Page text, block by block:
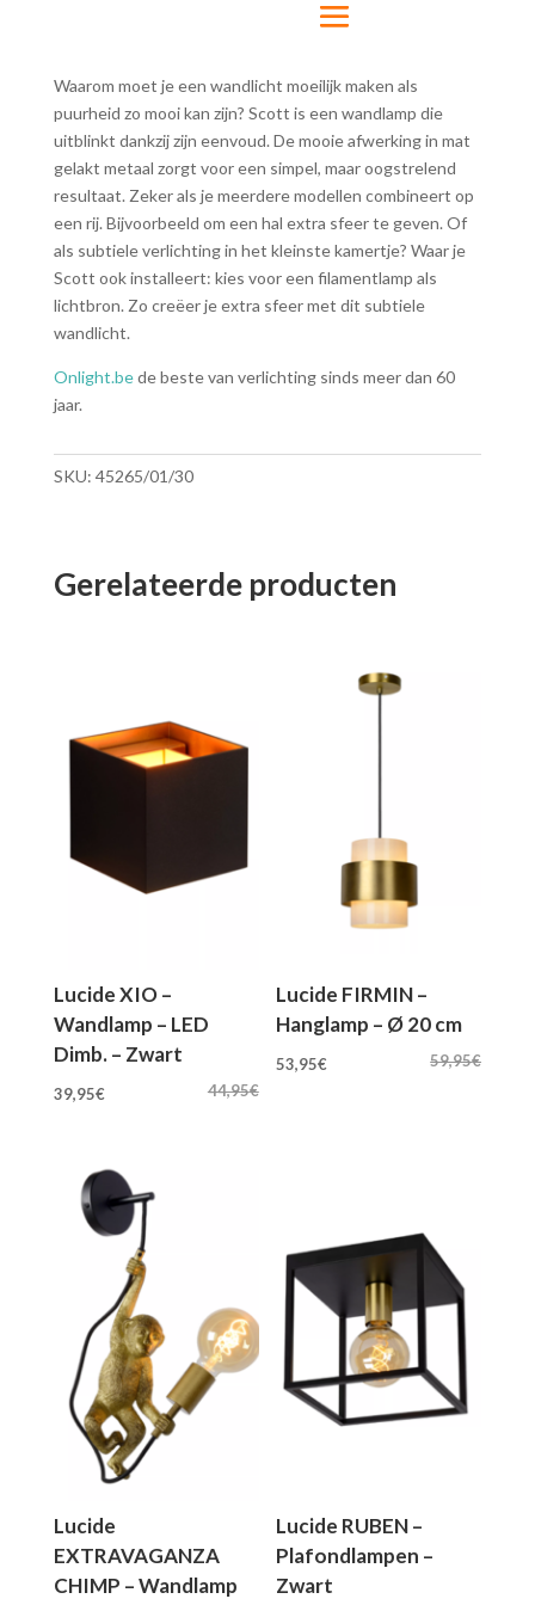
Waarom moet je een wandlicht moeilijk maken als
puurheid zo mooi kan zijn? Scott is een wandlamp die
uitblinkt dankzij zijn eenvoud. De mooie afwerking in mat
gelakt metaal zorgt voor een simpel, maar oogstrelend
resultaat. Zeker als je meerdere modellen combineert op
een rij. Bijvoorbeeld om een hal extra sfeer te geven. Of
als subtiele verlichting in het kleinste kamertje? Waar je
Scott ook installeert: kies voor een filamentlamp als
lichtbron. Zo creëer je extra sfeer met dit subtiele
wandlicht.
Onlight.bede beste van verlichting sinds meer dan 60
jaar.
SKU: 45265/01/30
Gerelateerde producten
Lucide XIO –
Wandlamp – LED
Dimb. – Zwart
44,95€
Oorspronkelijke
44,95€.
39,95€Huidige
39,95€.
Lucide FIRMIN –
Hanglamp – Ø 20 cm
59,95€
Oorspronkelijke
53,95€
Lucide
EXTRAVAGANZA
CHIMP – Wandlamp
Lucide RUBEN –
Plafondlampen –
Zwart